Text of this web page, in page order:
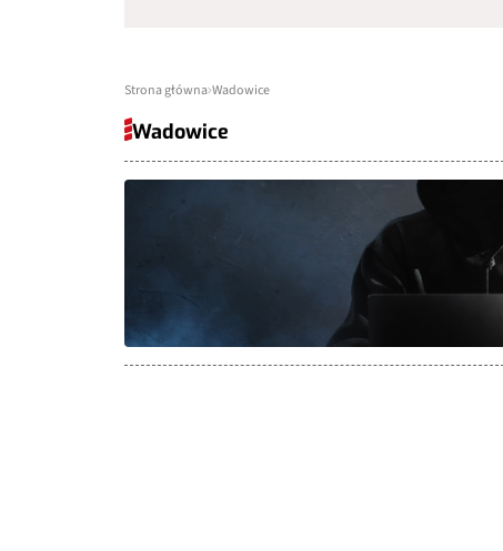
Strona główna Wadowice
Wadowice